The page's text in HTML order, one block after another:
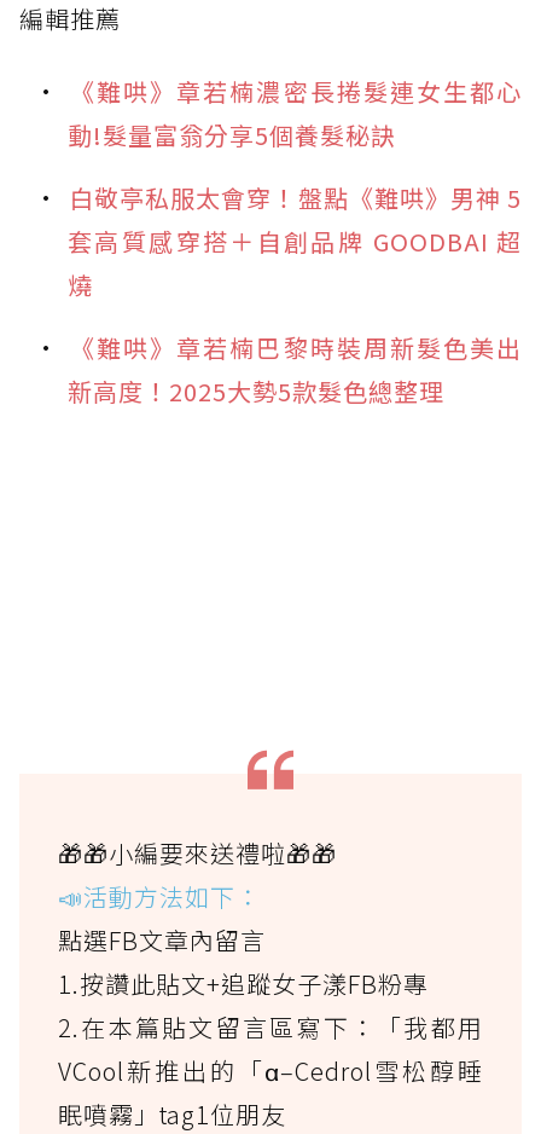
編輯推薦
《難哄》章若楠濃密長捲髮連女生都心
動!髮量富翁分享5個養髮秘訣
白敬亭私服太會穿！盤點《難哄》男神 5
套高質感穿搭＋自創品牌 GOODBAI 超
燒
《難哄》章若楠巴黎時裝周新髮色美出
新高度！2025大勢5款髮色總整理
🎁🎁小編要來送禮啦🎁🎁
📣活動方法如下：
點選FB文章內留言
1.按讚此貼文+追蹤女子漾FB粉專
2.在本篇貼文留言區寫下：「我都用
VCool新推出的「α–Cedrol雪松醇睡
眠噴霧」tag1位朋友